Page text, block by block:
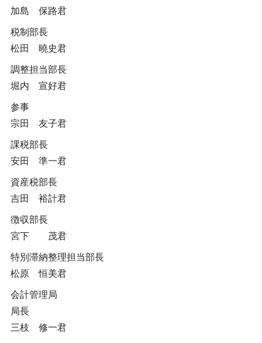
加島 保路君
税制部長
松田 曉史君
調整担当部長
堀内 宣好君
参事
宗田 友子君
課税部長
安田 準一君
資産税部長
吉田 裕計君
徴収部長
宮下 茂君
特別滞納整理担当部長
松原 恒美君
会計管理局
局長
三枝 修一君